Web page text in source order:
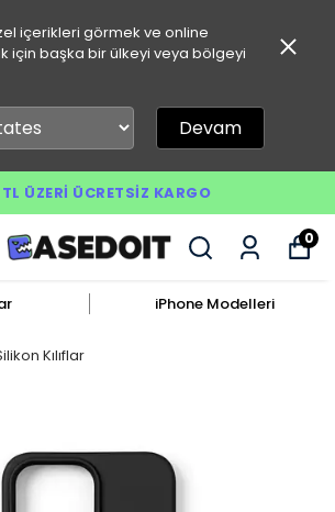
içerikleri görmek ve online
için başka bir ülkeyi veya bölgeyi
Devam
ÜZERI ÜCRETSIZ KARGO
0
iPhone Modelleri
Kılıflar